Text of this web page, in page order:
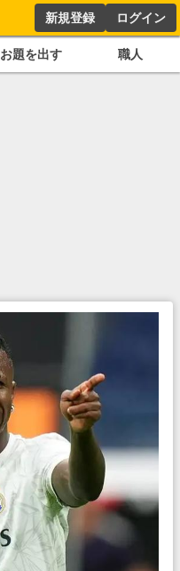
新規登録 ログイン
お題を出す 職人